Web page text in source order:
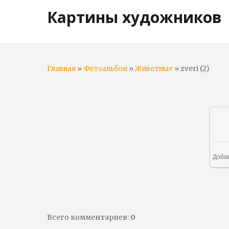
Картины художников
Главная » Фотоальбом»Животные » zveri (2)
Всего комментариев: 0